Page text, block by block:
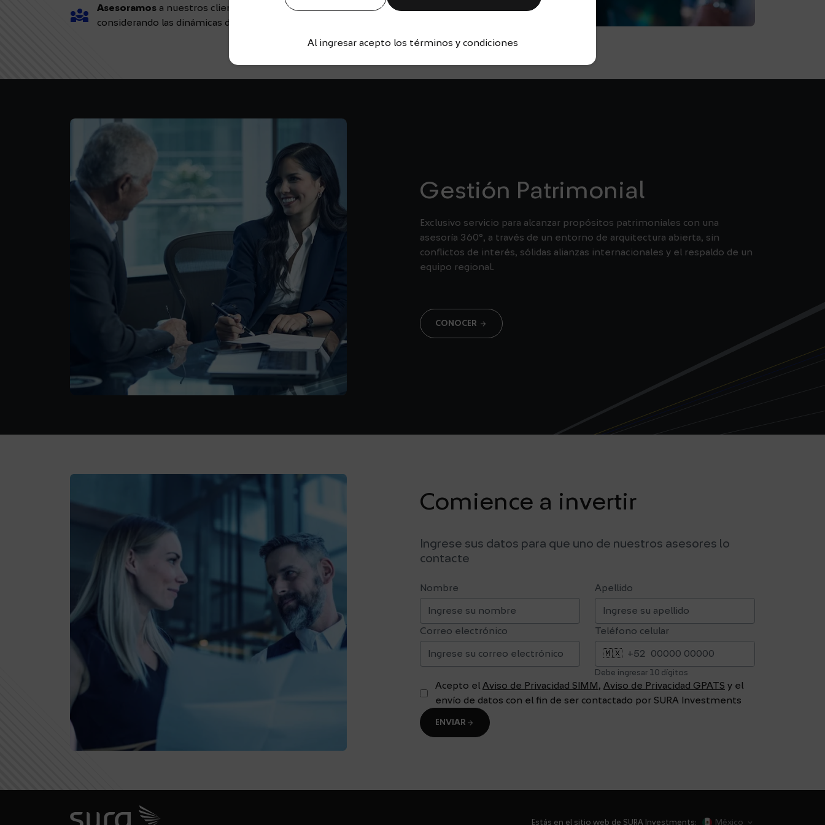
Diversity_3 Asesoramos a nuestros clientes en la toma de decisiones
considerando las dinámicas del mercado y sus necesidades.
Gestión Patrimonial
Exclusivo servicio para alcanzar propósitos patrimoniales con una
asesoría 360°, a través de un entorno de arquitectura abierta, sin
conflictos de interés, sólidas alianzas internacionales y el respaldo de un
equipo regional.
CONOCER arrow_forward
Comience a invertir
Ingrese sus datos para que uno de nuestros asesores lo
contacte
Nombre Apellido
Correo electrónico Teléfono celular
🇲🇽 +52
Debe ingresar 10 dígitos
Acepto el Aviso de Privacidad SIMM , Aviso de Privacidad GPATS y el
envío de datos con el fin de ser contactado por SURA Investments
ENVIAR arrow_forward
Al ingresar acepto los términos y condiciones
Estás en el sitio web de SURA Investments: México